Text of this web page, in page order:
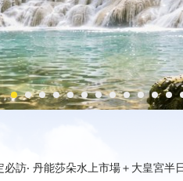
必訪‧ 丹能莎朵水上市場＋大皇宮半